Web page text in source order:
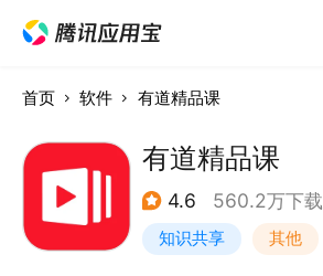
首页 软件 有道精品课
有道精品课
4.6 560.2万下载
知识共享 其他